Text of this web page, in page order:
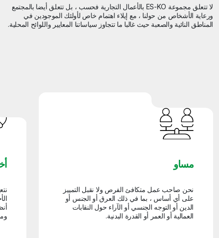
لا تتعلق مجموعة ES-KO بالأعمال التجارية فحسب ، بل تتعلق أيضا بالمجتمع
ورعاية الأشخاص من حولنا ، مع إيلاء اهتمام خاص لأولئك الموجودين في
المناطق النائية والصعبة حيث غالبا ما تتجاوز سياساتنا المعايير واللوائح المحلية.
مساو
نحن صاحب عمل متكافئ الفرص ولا نقبل التمييز
على أي أساس ، بما في ذلك العرق أو الجنس أو
الدين أو التوجه الجنسي أو الآراء حول النقابات
العمالية أو العمر أو القدرة البدنية.